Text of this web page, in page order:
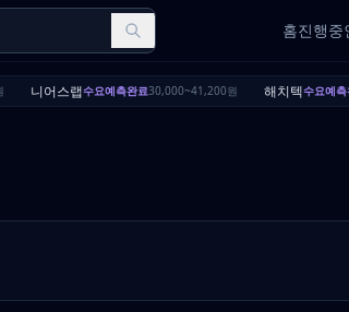
홈진행중
니어스랩수요예측완료30,000~41,200원 해치텍수요예측